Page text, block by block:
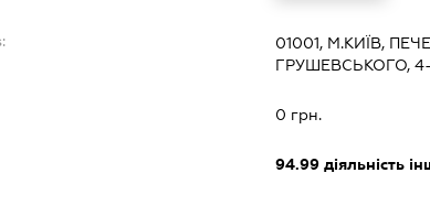
01001, М.КИЇВ,
ГРУШЕВСЬКОГО, 4-
0 грн.
94.99 діяльність